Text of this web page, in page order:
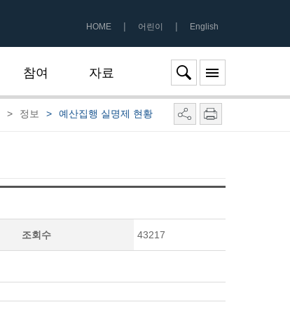
HOME | 어린이 | English
참여 자료
> 정보 > 예산집행 실명제 현황
조회수 43217